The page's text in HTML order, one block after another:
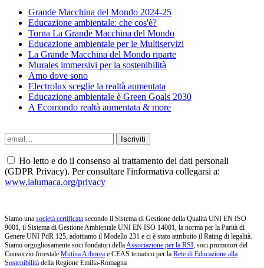
Grande Macchina del Mondo 2024-25
Educazione ambientale: che cos'è?
Torna La Grande Macchina del Mondo
Educazione ambientale per le Multiservizi
La Grande Macchina del Mondo riparte
Murales immersivi per la sostenibilità
Amo dove sono
Electrolux sceglie la realtà aumentata
Educazione ambientale è Green Goals 2030
A Ecomondo realtà aumentata & more
Ho letto e do il consenso al trattamento dei dati personali
(GDPR Privacy). Per consultare l'informativa collegarsi a:
www.lalumaca.org/privacy
Siamo una società certificata secondo il Sistema di Gestione della Qualità UNI EN ISO
9001, il Sistema di Gestione Ambientale UNI EN ISO 14001, la norma per la Parità di
Genere UNI PdR 125, adottiamo il Modello 231 e ci è stato attribuito il Rating di legalità.
Siamo orgogliosamente soci fondatori dellaAssociazione per la RSI, soci promotori del
Consorzio forestale Mutina Arborea e CEAS tematico per la Rete di Educazione alla
Sostenibilità della Regione Emilia-Romagna